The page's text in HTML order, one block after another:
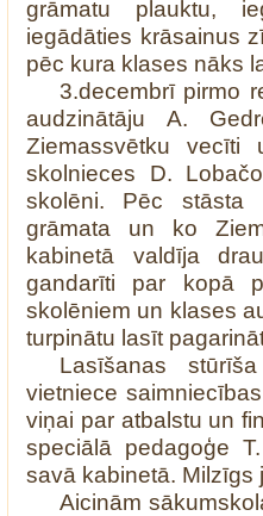
grāmatu plauktu,
iegādāties krāsainus
pēc kura klases nāks
3.decembrī pirmo
audzinātāju A.
Ziemassvētku
skolnieces D.
skolēni. Pēc stāsta
grāmata un ko
kabinetā valdīja
gandarīti par kopā
skolēniem un klases
turpinātu lasīt
Lasīšanas
vietniece
viņai par atbalstu un
speciālā pedagoģe
savā kabinetā. Milzīgs
Aicinām